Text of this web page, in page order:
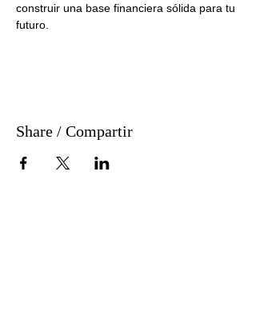
construir una base financiera sólida para tu
futuro.
Share / Compartir